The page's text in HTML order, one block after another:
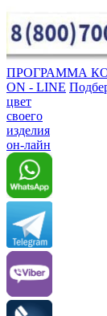
ПРОГРАММА
ON - LINE
цвет
своего
изделия
он-лайн